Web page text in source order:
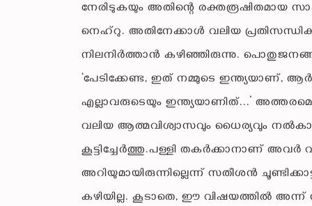
നേരിടുകയും അതിന്റെ രക്തരൂഷിതമായ
നെഹ്‌റു. അതിനേക്കാൾ വലിയ
നിലനിർത്താൻ കഴിഞ്ഞിരുന്നു.
‘പേടിക്കേണ്ട, ഇത് നമ്മുടെ ഇന്ത്യയാണ്,
എല്ലാവരുടെയും ഇന്ത്യയാണിത്...’
വലിയ ആത്മവിശ്വാസവും ധൈര്യവും
കൂട്ടിച്ചേർത്തു.പള്ളി തകർക്കാനാണ് അവർ
അറിയുമായിരുന്നില്ലെന്ന് സതീശൻ
കഴിയില്ല. കൂടാതെ, ഈ വിഷയത്തിൽ അന്ന്